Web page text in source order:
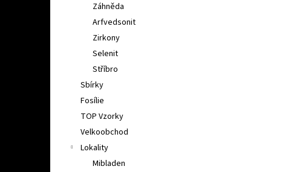
Záhněda
Arfvedsonit
Zirkony
Selenit
Stříbro
Sbírky
Fosílie
TOP Vzorky
Velkoobchod
Lokality
Mibladen